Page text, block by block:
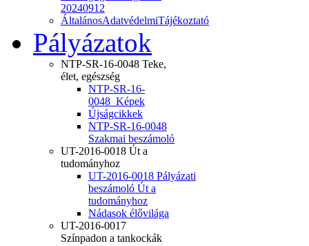
20240912
ÁltalánosAdatvédelmiTájékoztató
Pályázatok
NTP-SR-16-0048 Teke,
élet, egészség
NTP-SR-16-
0048_Képek
Újságcikkek
NTP-SR-16-0048
Szakmai beszámoló
UT-2016-0018 Út a
tudományhoz
UT-2016-0018 Pályázati
beszámoló Út a
tudományhoz
Nádasok élővilága
UT-2016-0017
Színpadon a tankockák